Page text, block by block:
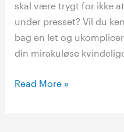
skal være trygt for ikke
under presset? Vil du
bag en let og
din mirakuløse
Read More »